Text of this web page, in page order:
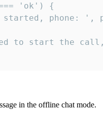
'ok') {
phone: ',
to start the
in the offline chat mode.